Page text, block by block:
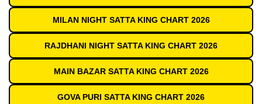
MILAN NIGHT SATTA KING CHART 2026
RAJDHANI NIGHT SATTA KING CHART 2026
MAIN BAZAR SATTA KING CHART 2026
GOVA PURI SATTA KING CHART 2026